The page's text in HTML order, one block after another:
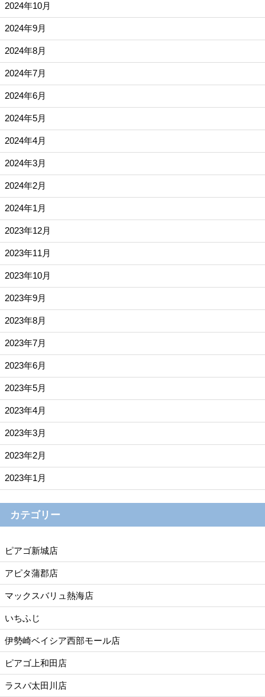
2024年10月
2024年9月
2024年8月
2024年7月
2024年6月
2024年5月
2024年4月
2024年3月
2024年2月
2024年1月
2023年12月
2023年11月
2023年10月
2023年9月
2023年8月
2023年7月
2023年6月
2023年5月
2023年4月
2023年3月
2023年2月
2023年1月
カテゴリー
ピアゴ新城店
アピタ蒲郡店
マックスバリュ熱海店
いちふじ
伊勢崎ベイシア西部モール店
ピアゴ上和田店
ラスパ太田川店